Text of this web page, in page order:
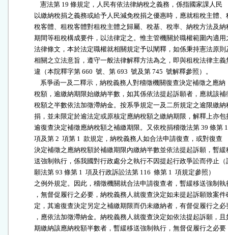
                  憲法第 19 條規定，人民有依法律納稅之義務，係指國家課人民
以繳納稅捐之義務或給予人民減免稅捐之優惠時，應就租稅主體、
稅客體、租稅客體對租稅主體之歸屬、稅基、稅率、納稅方法及納
期間等租稅構成要件，以法律定之。惟主管機關於職權範圍內適用
法律條文，本於法定職權就相關規定予以闡釋，如係秉持憲法原則
相關之立法意旨，遵守一般法律解釋方法為之，即與租稅法律主義
              違（本院釋字第 660  號、第 693  號及第 745  號解釋參照）。
                  系爭函一及二釋示，納稅義務人對稽徵機關復查決定補徵之應納
稅額，逾繳納期限始繳納半數，如其係依法提起訴願者，應就該補
稅額之半數依法加徵滯納金。按系爭規定一及二所規定之逾限繳納
捐，並未限定於逾法定或原核定應納稅額之繳納期限，解釋上亦包
              逾復查決定補徵應納稅額之補繳期限。又依稅捐稽徵法第 39 條第 1
              項及第 2  項第 1  款規定，納稅義務人如合法申請復查，或對復查
決定補徵之應納稅額於補繳期限內繳納半數並依法提起訴願，暫緩
送強制執行，係我國對行政處分之執行不因提起行政爭訟而停止（
              願法第 93 條第 1  項及行政訴訟法第 116  條第 1  項規定參照）
之例外規定。因此，稽徵機關就合法申請復查者，暫緩移送強制執
，無督促履行之必要，納稅義務人就復查決定如未提起訴願致案件
定，其逾復查決定另定之補繳期限而仍未繳納者，有督促履行之必
，應依法加徵滯納金。納稅義務人就復查決定如依法提起訴願，且
期繳納該應納稅額半數者，暫緩移送強制執行，無督促履行之必要